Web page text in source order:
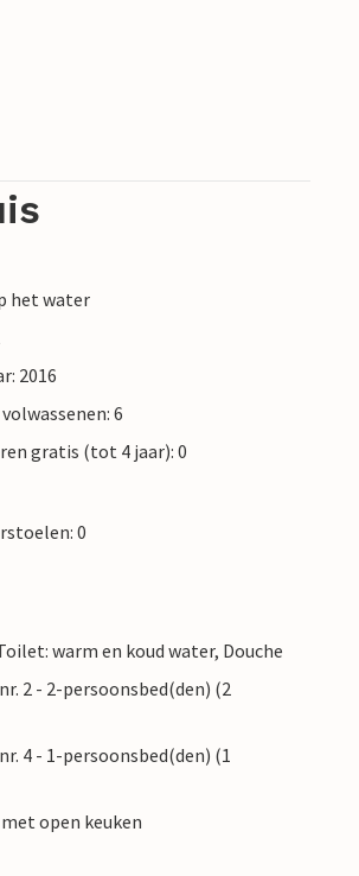
het water
2016
6
gratis (tot 4 jaar): 0
0
warm en koud water, Douche
2 - 2-persoonsbed(den) (2
4 - 1-persoonsbed(den) (1
open keuken